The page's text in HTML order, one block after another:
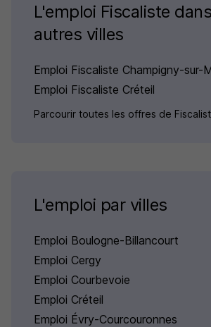
L'emploi Fiscaliste
autres villes
Emploi Fiscaliste Champigny-sur-
Emploi Fiscaliste Créteil
Parcourir toutes les offres de
L'emploi par villes
Emploi Boulogne-Billancourt
Emploi Cergy
Emploi Courbevoie
Emploi Créteil
Emploi Évry-Courcouronnes